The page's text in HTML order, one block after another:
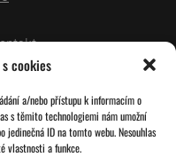
cookies
a/nebo přístupu k informacím o
s těmito technologiemi nám umožní
jedinečná ID na tomto webu. Nesouhlas
vlastnosti a funkce.
legionářů
členy
cookies